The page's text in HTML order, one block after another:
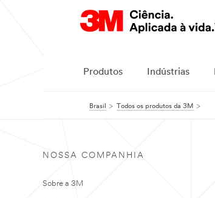
Produtos Indústrias
Brasil Todos os produtos da 3M
NOSSA COMPANHIA
Sobre a 3M